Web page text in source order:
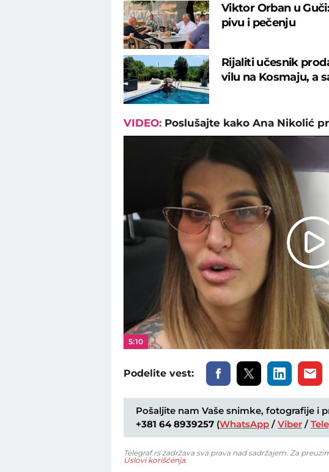
Viktor Orban u
pivu i pečenju
Rijaliti učesnik
vilu na Kosmaju, a
VIDEO: Poslušajte kako Ana Nikolić
5:10
Podelite vest:
Pošaljite nam Vaše snimke, fotografije i
+381 64 8939257 (WhatsApp / Viber /
Telegraf.rs zadržava sva prava nad sadržajem. Za
Uslovi korišćenja